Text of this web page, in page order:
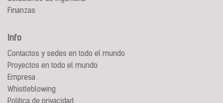
Finanzas
Info
Contactos y sedes en todo el mundo
Proyectos en todo el mundo
Empresa
Whistleblowing
Política de privacidad